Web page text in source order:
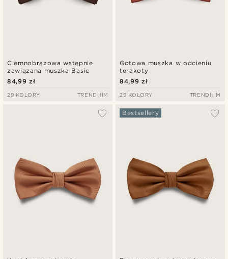
Ciemnobrązowa wstępnie
zawiązana muszka Basic
84,99 zł
29 KOLORY TRENDHIM
Gotowa muszka w odcieniu
terakoty
84,99 zł
29 KOLORY TRENDHIM
Bestsellery